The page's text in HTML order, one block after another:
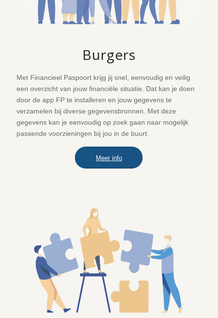
Burgers
Met Financieel Paspoort krijg jij snel, eenvoudig en veilig
een overzicht van jouw financiële situatie. Dat kan je doen
door de app FP te installeren en jouw gegevens te
verzamelen bij diverse gegevensbronnen. Met deze
gegevens kan je eenvoudig op zoek gaan naar mogelijk
passende voorzieningen bij jou in de buurt.
Meer info